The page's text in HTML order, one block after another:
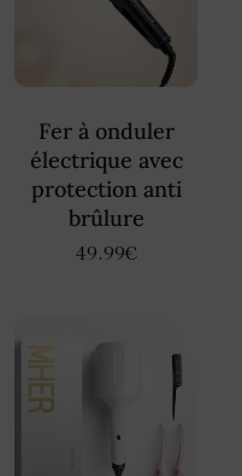
Fer à onduler
électrique avec
protection anti
brûlure
49.99€